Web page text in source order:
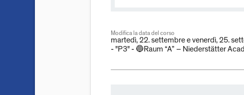
Modifica la data del corso
martedì, 22. settembre e venerdì, 25.
- "P3" - 🔵Raum “A” – Niederstätter